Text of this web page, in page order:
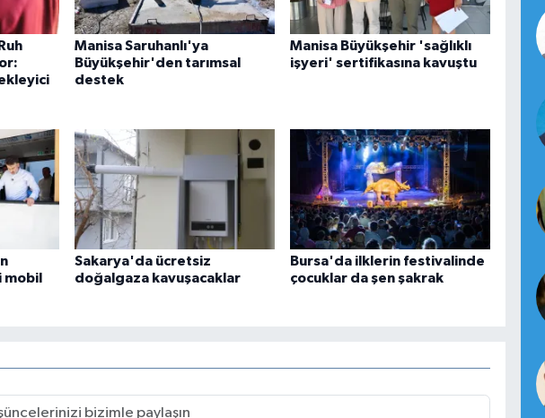
Manisa Saruhanlı'ya
Büyükşehir'den tarımsal
destek
Manisa Büyükşehir 'sağlıklı
işyeri' sertifikasına kavuştu
mobil
Sakarya'da ücretsiz
doğalgaza kavuşacaklar
Bursa'da ilklerin festivalinde
çocuklar da şen şakrak